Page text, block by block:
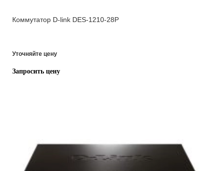
Коммутатор D-link DES-1210-28P
Уточняйте цену
Запросить цену